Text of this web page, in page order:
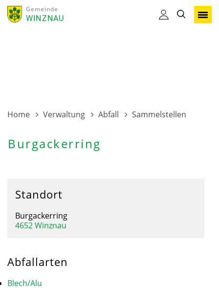
Gemeinde
WINZNAU
Home Verwaltung Abfall Sammelstellen
Burgackerring
Standort
Burgackerring
4652 Winznau
Abfallarten
Blech/Alu